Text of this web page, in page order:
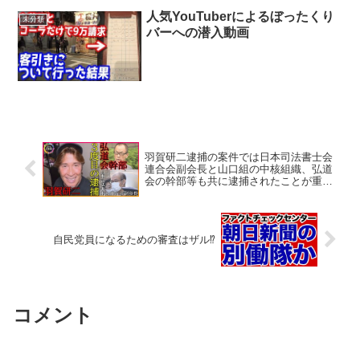
未分類
人気YouTuberによるぼったくり
バーへの潜入動画
羽賀研二逮捕の案件では日本司法書士会
連合会副会長と山口組の中核組織、弘道
会の幹部等も共に逮捕されたことが重要
自民党員になるための審査はザル⁉
コメント